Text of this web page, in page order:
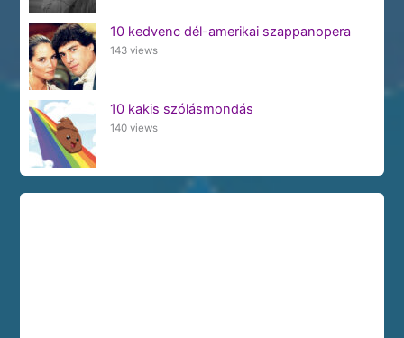
10 kedvenc dél-amerikai szappanopera
143 views
10 kakis szólásmondás
140 views